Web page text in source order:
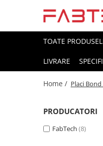
Toate Produsele
Placi de plastic
TOATE
LIVRARE
Home / Placi Bond
PRODUCATORI
FabTech (8)